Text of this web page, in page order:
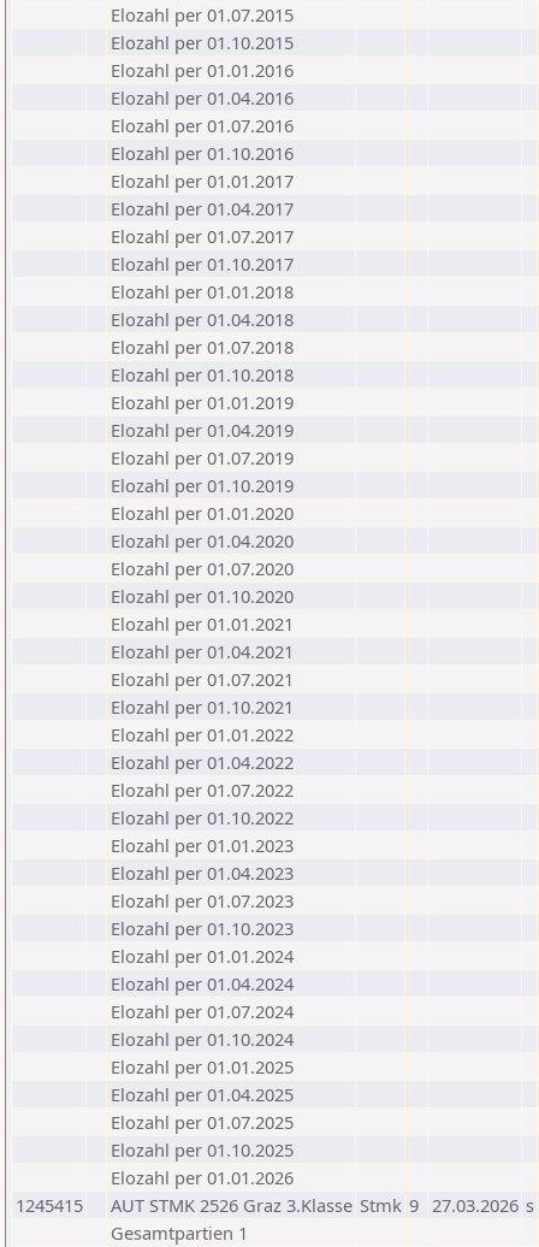
Elozahl per 01.07.2015
Elozahl per 01.10.2015
Elozahl per 01.01.2016
Elozahl per 01.04.2016
Elozahl per 01.07.2016
Elozahl per 01.10.2016
Elozahl per 01.01.2017
Elozahl per 01.04.2017
Elozahl per 01.07.2017
Elozahl per 01.10.2017
Elozahl per 01.01.2018
Elozahl per 01.04.2018
Elozahl per 01.07.2018
Elozahl per 01.10.2018
Elozahl per 01.01.2019
Elozahl per 01.04.2019
Elozahl per 01.07.2019
Elozahl per 01.10.2019
Elozahl per 01.01.2020
Elozahl per 01.04.2020
Elozahl per 01.07.2020
Elozahl per 01.10.2020
Elozahl per 01.01.2021
Elozahl per 01.04.2021
Elozahl per 01.07.2021
Elozahl per 01.10.2021
Elozahl per 01.01.2022
Elozahl per 01.04.2022
Elozahl per 01.07.2022
Elozahl per 01.10.2022
Elozahl per 01.01.2023
Elozahl per 01.04.2023
Elozahl per 01.07.2023
Elozahl per 01.10.2023
Elozahl per 01.01.2024
Elozahl per 01.04.2024
Elozahl per 01.07.2024
Elozahl per 01.10.2024
Elozahl per 01.01.2025
Elozahl per 01.04.2025
Elozahl per 01.07.2025
Elozahl per 01.10.2025
Elozahl per 01.01.2026
1245415
AUT STMK 2526 Graz 3.Klasse Stmk 9 27.03.2026 s
Gesamtpartien 1